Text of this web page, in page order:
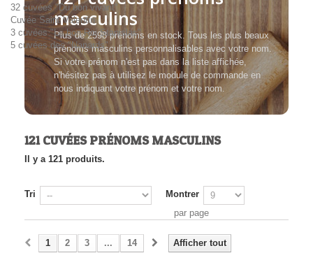
32 cuvées "Du bon vivant"
Cuvée Saint Valentin
3 cuvées "Le bon Roi Stanislas"
5 cuvées des "Nanards"
masculins
Plus de 2598 prénoms en stock. Tous les plus beaux
prénoms masculins personnalisables avec votre nom.
Si votre prénom n'est pas dans la liste affichée,
n'hésitez pas à utilisez le module de commande en
nous indiquant votre prénom et votre nom.
121 CUVÉES PRÉNOMS MASCULINS
Il y a 121 produits.
Tri
Montrer
par page
Afficher tout
1 2 3 ... 14